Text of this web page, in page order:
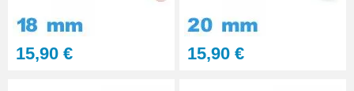
15,90 € 15,90 €